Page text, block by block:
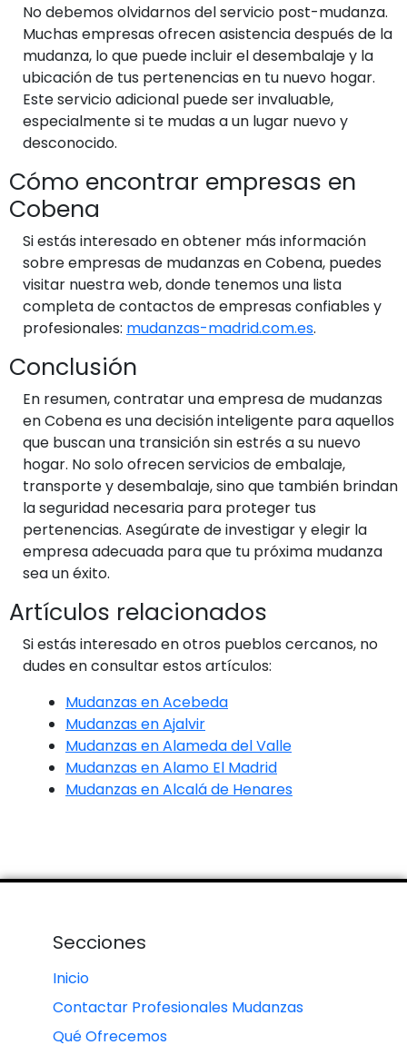
No debemos olvidarnos del servicio post-mudanza.
Muchas empresas ofrecen asistencia después de la
mudanza, lo que puede incluir el desembalaje y la
ubicación de tus pertenencias en tu nuevo hogar.
Este servicio adicional puede ser invaluable,
especialmente si te mudas a un lugar nuevo y
desconocido.
Cómo encontrar empresas en
Cobena
Si estás interesado en obtener más información
sobre empresas de mudanzas en Cobena, puedes
visitar nuestra web, donde tenemos una lista
completa de contactos de empresas confiables y
profesionales: mudanzas-madrid.com.es.
Conclusión
En resumen, contratar una empresa de mudanzas
en Cobena es una decisión inteligente para aquellos
que buscan una transición sin estrés a su nuevo
hogar. No solo ofrecen servicios de embalaje,
transporte y desembalaje, sino que también brindan
la seguridad necesaria para proteger tus
pertenencias. Asegúrate de investigar y elegir la
empresa adecuada para que tu próxima mudanza
sea un éxito.
Artículos relacionados
Si estás interesado en otros pueblos cercanos, no
dudes en consultar estos artículos:
Mudanzas en Acebeda
Mudanzas en Ajalvir
Mudanzas en Alameda del Valle
Mudanzas en Alamo El Madrid
Mudanzas en Alcalá de Henares
Secciones
Inicio
Contactar Profesionales Mudanzas
Qué Ofrecemos